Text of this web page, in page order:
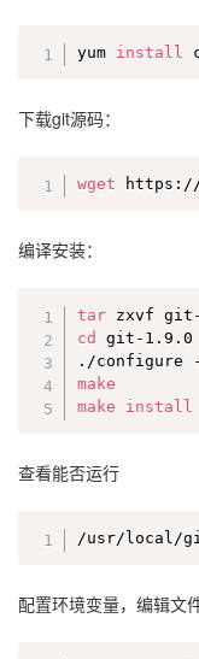
yum install
下载git源码：
wget https://
编译安装：
tar
cd
git-1.9.0
./configure
make
make
install
查看能否运行
/usr/local/
配置环境变量，编辑文